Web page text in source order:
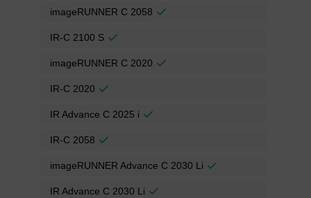
imageRUNNER C 2058
IR-C 2100 S
imageRUNNER C 2020
IR-C 2020
IR Advance C 2025 i
IR-C 2058
imageRUNNER Advance C 2030 Li
IR Advance C 2030 Li